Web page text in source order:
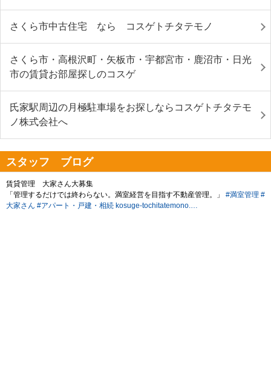
さくら市中古住宅 なら コスゲトチタテモノ
さくら市・高根沢町・矢板市・宇都宮市・鹿沼市・日光
市の賃貸お部屋探しのコスゲ
氏家駅周辺の月極駐車場をお探しならコスゲトチタテモ
ノ株式会社へ
スタッフ ブログ